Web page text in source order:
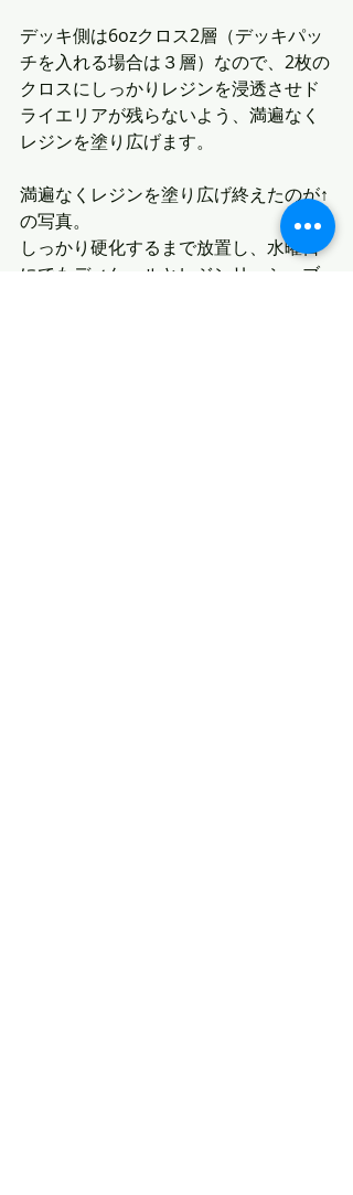
デッキ側は6ozクロス2層（デッキパッ
チを入れる場合は３層）なので、2枚の
クロスにしっかりレジンを浸透させド
ライエリアが残らないよう、満遍なく
レジンを塗り広げます。
満遍なくレジンを塗り広げ終えたのが↑
の写真。
しっかり硬化するまで放置し、水曜日
にでもディケールとレジンリーシュブ